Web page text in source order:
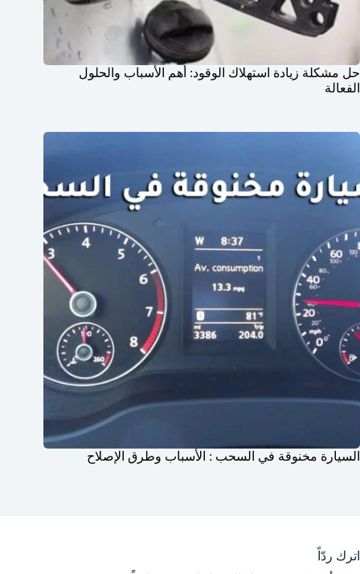
حل مشكلة زيادة استهلاك الوقود: أهم الأسباب والحلول
الفعالة
السيارة مخنوقة في السحب : الأسباب وطرق الإصلاح
اترك ردّاً